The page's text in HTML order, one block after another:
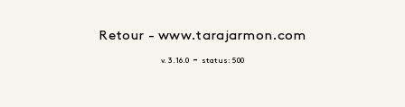
Retour - www.tarajarmon.com
v. 3.16.0 - status: 500